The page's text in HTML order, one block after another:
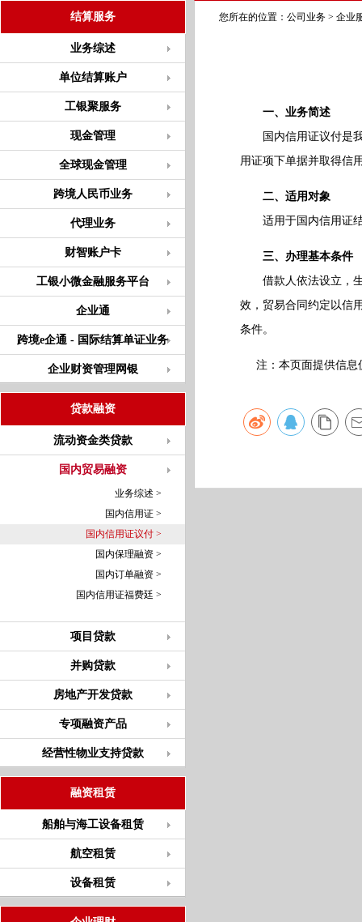
结算服务
业务综述
单位结算账户
工银聚服务
现金管理
全球现金管理
跨境人民币业务
代理业务
财智账户卡
工银小微金融服务平台
企业通
跨境e企通 - 国际结算单证业务
企业财资管理网银
贷款融资
流动资金类贷款
国内贸易融资
业务综述 >
国内信用证 >
国内信用证议付 >
国内保理融资 >
国内订单融资 >
国内信用证福费廷 >
项目贷款
并购贷款
房地产开发贷款
专项融资产品
经营性物业支持贷款
融资租赁
船舶与海工设备租赁
航空租赁
设备租赁
您所在的位置： 公司业务 > 企业
一、业务简述
国内信用证议付是我
用证项下单据并取得信
二、适用对象
适用于国内信用证结
三、办理基本条件
借款人依法设立，生
效，贸易合同约定以信
条件。
注：本页面提供信息